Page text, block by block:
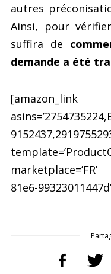
autres
Ainsi, pour
suffira de
demande a été
[amazon_link
marketplace=’FR’
81e6-